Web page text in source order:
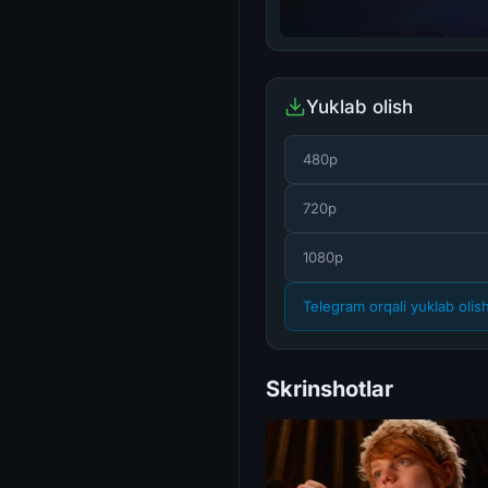
Yuklab olish
480p
720p
1080p
Telegram orqali yuklab
Skrinshotlar